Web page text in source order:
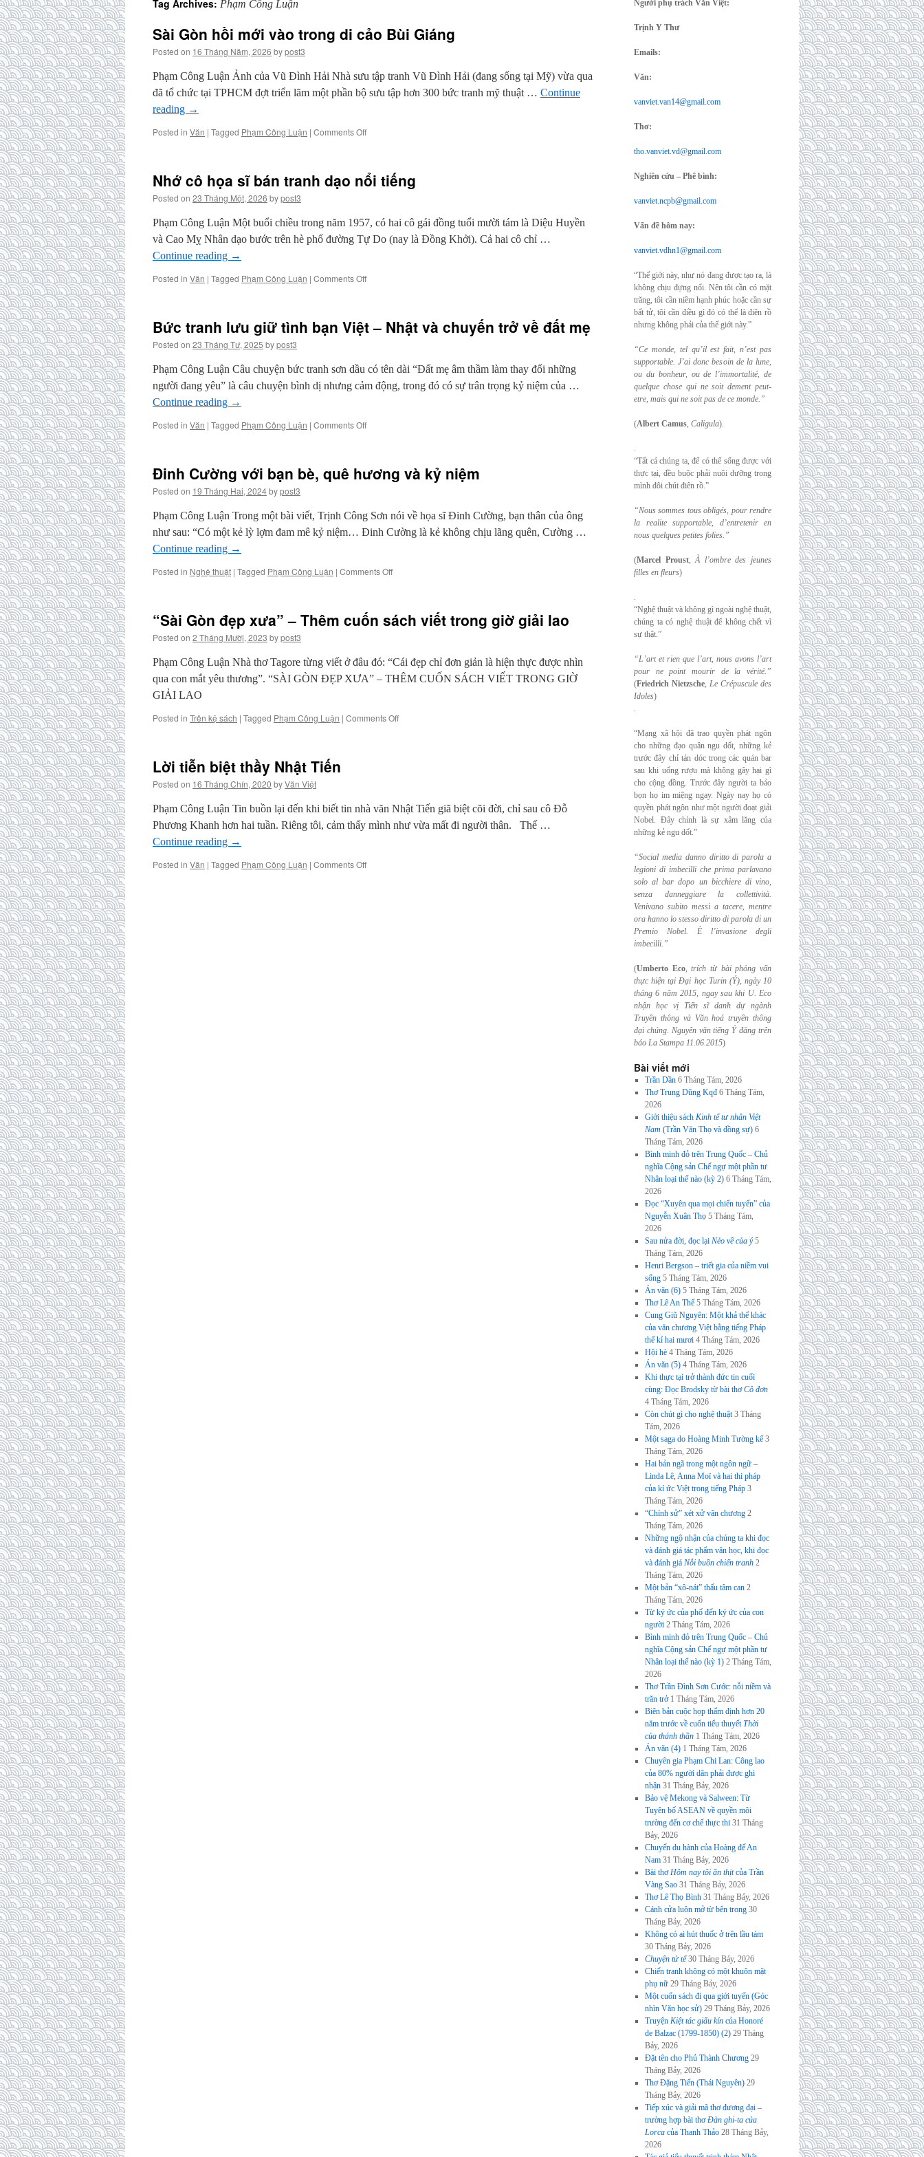
Tag Archives: Phạm Công Luận
Sài Gòn hồi mới vào trong di cảo Bùi Giáng
Posted on 16 Tháng Năm, 2026 bypost3
Phạm Công Luận Ảnh của Vũ Đình Hải Nhà sưu tập tranh Vũ Đình Hải (đang sống tại Mỹ) vừa qua
đã tổ chức tại TPHCM đợt triển lãm một phần bộ sưu tập hơn 300 bức tranh mỹ thuật … Continue
reading →
Posted in Văn | Tagged Phạm Công Luận | Comments Offon
mới
di
cảo
Bùi
Nhớ cô họa sĩ bán tranh dạo nổi tiếng
Posted on 23 Tháng Một, 2026 bypost3
Phạm Công Luận Một buổi chiều trong năm 1957, có hai cô gái đồng tuổi mười tám là Diệu Huyền
và Cao Mỵ Nhân dạo bước trên hè phố đường Tự Do (nay là Đồng Khởi). Cả hai cô chỉ …
Continue reading →
Posted in Văn | Tagged Phạm Công Luận | Comments Offon
sĩ
dạo
nổi
tiếng
Bức tranh lưu giữ tình bạn Việt – Nhật và chuyến trở về đất mẹ
Posted on 23 Tháng Tư, 2025 bypost3
Phạm Công Luận Câu chuyện bức tranh sơn dầu có tên dài “Đất mẹ âm thầm làm thay đổi những
người đang yêu” là câu chuyện bình dị nhưng cảm động, trong đó có sự trân trọng kỷ niệm của …
Continue reading →
Posted in Văn | Tagged Phạm Công Luận | Comments Offon
giữ
Việt
–
Nhật
trở
mẹ
Đinh Cường với bạn bè, quê hương và kỷ niệm
Posted on 19 Tháng Hai, 2024bypost3
Phạm Công Luận Trong một bài viết, Trịnh Công Sơn nói về họa sĩ Đinh Cường, bạn thân của ông
như sau: “Có một kẻ lỳ lợm đam mê kỷ niệm… Đinh Cường là kẻ không chịu lãng quên, Cường …
Continue reading →
Posted in Nghệ thuật | Tagged Phạm Công Luận | Comments Offon
bạn
hương
và
kỷ
“Sài Gòn đẹp xưa” – Thêm cuốn sách viết trong giờ giải lao
Posted on 2 Tháng Mười, 2023 bypost3
Phạm Công Luận Nhà thơ Tagore từng viết ở đâu đó: “Cái đẹp chỉ đơn giản là hiện thực được nhìn
qua con mắt yêu thương”. “SÀI GÒN ĐẸP XƯA” – THÊM CUỐN SÁCH VIẾT TRONG GIỜ
GIẢI LAO
Posted in Trên kệ sách | Tagged Phạm Công Luận | Comments Offon
cuốn
sách
viết
Lời tiễn biệt thầy Nhật Tiến
Posted on 16 Tháng Chín, 2020 byVăn Việt
Phạm Công Luận Tin buồn lại đến khi biết tin nhà văn Nhật Tiến giã biệt cõi đời, chỉ sau cô Đỗ
Phương Khanh hơn hai tuần. Riêng tôi, cảm thấy mình như vừa mất đi người thân. Thế …
Continue reading →
Posted in Văn | Tagged Phạm Công Luận | Comments Offon
Người phụ trách Văn Việt:
Trịnh Y Thư
Emails:
Văn:
vanviet.van14@gmail.com
Thơ:
tho.vanviet.vd@gmail.com
Nghiên cứu – Phê bình:
vanviet.ncpb@gmail.com
Vấn đề hôm nay:
vanviet.vdhn1@gmail.com
“Thế giới này, như nó đang được tạo ra, là
không chịu đựng nổi. Nên tôi cần có mặt
trăng, tôi cần niềm hạnh phúc hoặc cần sự
bất tử, tôi cần điều gì đó có thể là điên rồ
nhưng không phải của thế giới này.”
“Ce monde, tel qu’il est fait, n’est pas
supportable. J’ai donc besoin de la lune,
ou du bonheur, ou de l’immortalité, de
quelque chose qui ne soit dement peut-
etre, mais qui ne soit pas de ce monde.”
(Albert Camus, Caligula).
.
“Tất cả chúng ta, để có thể sống được với
thực tại, đều buộc phải nuôi dưỡng trong
mình đôi chút điên rồ.”
“Nous sommes tous obligés, pour rendre
la realite supportable, d’entretenir en
nous quelques petites folies.”
(Marcel Proust,À l’ombre des jeunes
filles en fleurs)
.
“Nghệ thuật và không gì ngoài nghệ thuật,
chúng ta có nghệ thuật để không chết vì
sự thật.”
“L’art et rien que l’art, nous avons l’art
pour ne point mourir de la vérité.”
(Friedrich Nietzsche, Le Crépuscule des
Idoles)
.
“Mạng xã hội đã trao quyền phát ngôn
cho những đạo quân ngu dốt, những kẻ
trước đây chỉ tán dóc trong các quán bar
sau khi uống rượu mà không gây hại gì
cho cộng đồng. Trước đây người ta bảo
bọn họ im miệng ngay. Ngày nay họ có
quyền phát ngôn như một người đoạt giải
Nobel. Đây chính là sự xâm lăng của
những kẻ ngu dốt.”
“Social media danno diritto di parola a
legioni di imbecilli che prima parlavano
solo albar dopo un bicchiere di vino,
senza danneggiare la collettività.
Venivano subito messi a tacere, mentre
ora hanno lo stesso diritto di parola di un
Premio Nobel. È l’invasione degli
imbecilli.”
(Umberto Eco,trích từ bài phỏng vấn
thực hiện tại Đại học Turin (Ý), ngày 10
tháng 6 năm 2015, ngay sau khi U. Eco
nhận học vị Tiến sĩ danh dự ngành
Truyền thông và Văn hoá truyền thông
đại chúng. Nguyên văn tiếng Ý đăng trên
báo La Stampa 11.06.2015)
Bài viết mới
Trần Dần 6 Tháng Tám, 2026
Thơ Trung Dũng Kqđ 6 Tháng Tám,
2026
Giới thiệu sách Kinh tế tư nhân Việt
Nam (Trần Văn Thọ và đồng sự) 6
Tháng Tám, 2026
Bình minh đỏ trên Trung Quốc – Chủ
nghĩa Cộng sản Chế ngự một phần tư
Nhân loại thế nào (kỳ 2) 6 Tháng Tám,
2026
Đọc “Xuyên qua mọi chiến tuyến” của
Nguyễn Xuân Thọ 5 Tháng Tám,
2026
Sau nửa đời, đọc lại Nẻo về của ý 5
Tháng Tám, 2026
Henri Bergson – triết gia của niềm vui
sống 5 Tháng Tám, 2026
Án văn (6) 5 Tháng Tám, 2026
Thơ Lê An Thế 5 Tháng Tám, 2026
Cung Giũ Nguyên: Một khả thể khác
của văn chương Việt bằng tiếng Pháp
thế kỉ hai mươi 4 Tháng Tám, 2026
Hội hè 4 Tháng Tám, 2026
Án văn (5) 4 Tháng Tám, 2026
Khi thực tại trở thành đức tin cuối
cùng: Đọc Brodsky từ bài thơCô đơn
4 Tháng Tám, 2026
Còn chút gì cho nghệ thuật 3 Tháng
Tám, 2026
Một saga do Hoàng Minh Tường kể 3
Tháng Tám, 2026
Hai bản ngã trong một ngôn ngữ –
Linda Lê, Anna Moï và hai thi pháp
của kí ức Việt trong tiếng Pháp 3
Tháng Tám, 2026
“Chính sử” xét xử văn chương 2
Tháng Tám, 2026
Những ngộ nhận của chúng ta khi đọc
và đánh giá tác phẩm văn học, khi đọc
và đánh giá Nỗi buồn chiến tranh 2
Tháng Tám, 2026
Một bản “xô-nát” thấu tâm can 2
Tháng Tám, 2026
Từ ký ức của phố đến ký ức của con
người 2 Tháng Tám, 2026
Bình minh đỏ trên Trung Quốc – Chủ
nghĩa Cộng sản Chế ngự một phần tư
Nhân loại thế nào (kỳ 1) 2 Tháng Tám,
2026
Thơ Trần Đình Sơn Cước: nỗi niềm và
trăn trở 1 Tháng Tám, 2026
Biên bản cuộc họp thẩm định hơn 20
năm trước về cuốn tiểu thuyếtThời
của thánh thần 1 Tháng Tám, 2026
Án văn (4) 1 Tháng Tám, 2026
Chuyên gia Phạm Chi Lan: Công lao
của 80% người dân phải được ghi
nhận 31 Tháng Bảy, 2026
Bảo vệ Mekong và Salween: Từ
Tuyên bố ASEAN về quyền môi
trường đến cơ chế thực thi 31 Tháng
Bảy, 2026
Chuyến du hành của Hoàng đế An
Nam 31 Tháng Bảy, 2026
Bài thơHôm nay tôi ăn thịtcủa Trần
Vàng Sao 31 Tháng Bảy, 2026
Thơ Lê Thọ Bình 31 Tháng Bảy, 2026
Cánh cửa luôn mở từ bên trong 30
Tháng Bảy, 2026
Không có ai hút thuốc ở trên lầu tám
30 Tháng Bảy, 2026
Chuyện tử tế 30 Tháng Bảy, 2026
Chiến tranh không có một khuôn mặt
phụ nữ 29 Tháng Bảy, 2026
Một cuốn sách đi qua giới tuyến (Góc
nhìn Văn học sử) 29 Tháng Bảy, 2026
Truyện Kiệt tác giấu kíncủa Honoré
de Balzac (1799-1850) (2) 29 Tháng
Bảy, 2026
Đặt tên cho Phủ Thành Chương 29
Tháng Bảy, 2026
Thơ Đặng Tiến (Thái Nguyên) 29
Tháng Bảy, 2026
Tiếp xúc và giải mã thơ đương đại –
trường hợp bài thơĐàn ghi-ta của
Lorcacủa Thanh Thảo 28 Tháng Bảy,
2026